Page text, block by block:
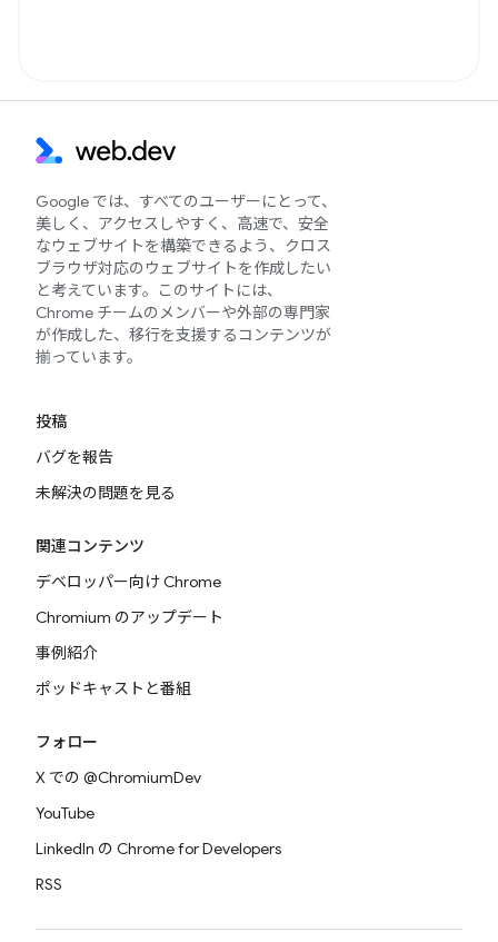
Google では、すべてのユーザーにとって、
美しく、アクセスしやすく、高速で、安全
なウェブサイトを構築できるよう、クロス
ブラウザ対応のウェブサイトを作成したい
と考えています。このサイトには、
Chrome チームのメンバーや外部の専門家
が作成した、移行を支援するコンテンツが
揃っています。
投稿
バグを報告
未解決の問題を見る
関連コンテンツ
デベロッパー向け Chrome
Chromium のアップデート
事例紹介
ポッドキャストと番組
フォロー
X での @ChromiumDev
YouTube
LinkedIn の Chrome for Developers
RSS